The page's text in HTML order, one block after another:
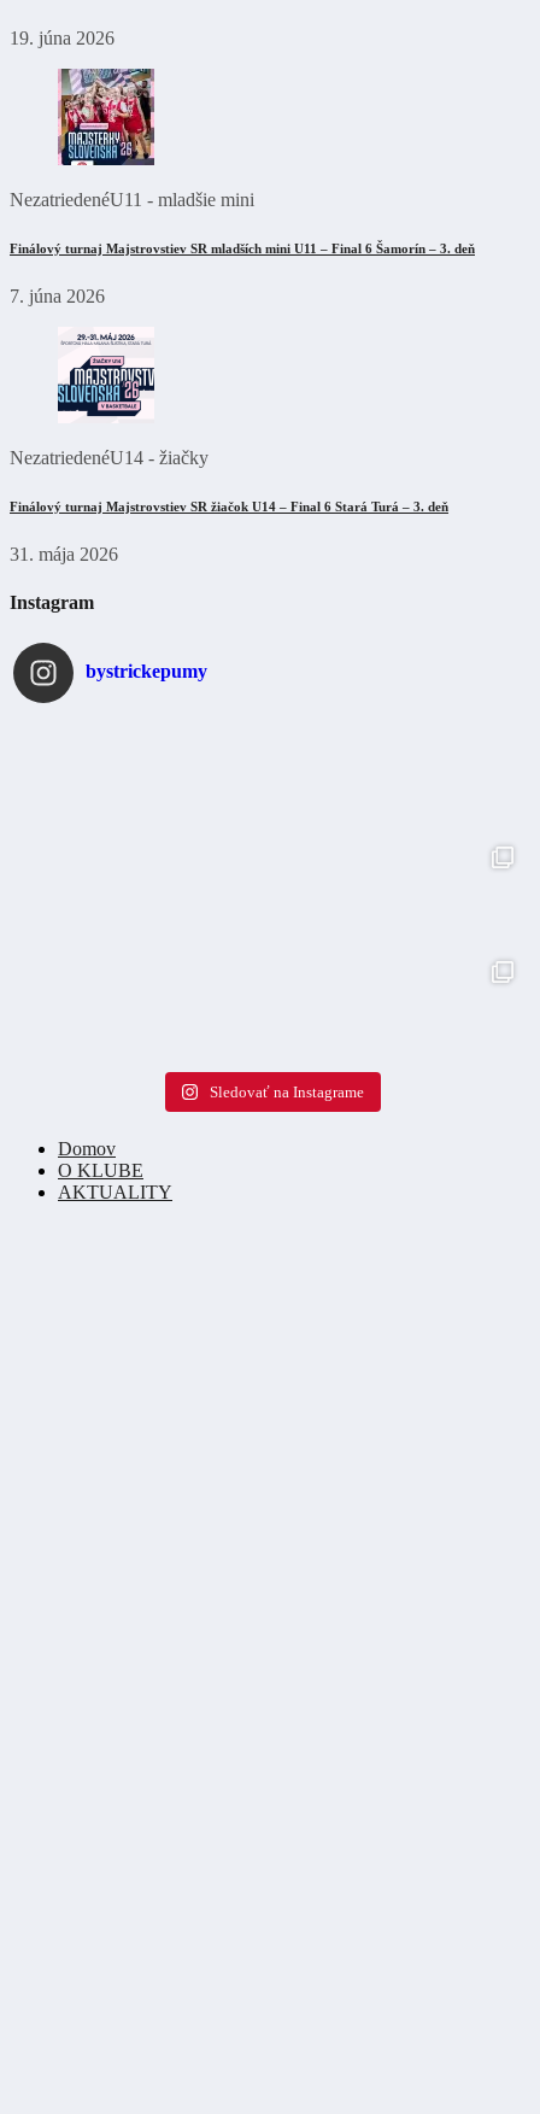
19. júna 2026
NezatriedenéU11 - mladšie mini
Finálový turnaj Majstrovstiev SR mladších mini U11 – Final 6 Šamorín – 3. deň
7. júna 2026
NezatriedenéU14 - žiačky
Finálový turnaj Majstrovstiev SR žiačok U14 – Final 6 Stará Turá – 3. deň
31. mája 2026
Instagram
bystrickepumy
Sledovať na Instagrame
Domov
O KLUBE
AKTUALITY